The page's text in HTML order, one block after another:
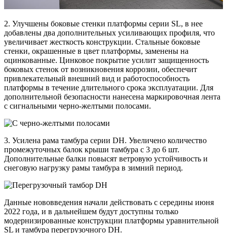
2. Улучшены боковые стенки платформы серии SL, в нее
добавлены два дополнительных усиливающих профиля, что
увеличивает жесткость конструкции. Стальные боковые
стенки, окрашенные в цвет платформы, заменены на
оцинкованные. Цинковое покрытие усилит защищенность
боковых стенок от возникновения коррозии, обеспечит
привлекательный внешний вид и работоспособность
платформы в течение длительного срока эксплуатации. Для
дополнительной безопасности нанесена маркировочная лента
с сигнальными черно-желтыми полосами.
3. Усилена рама тамбура серии DH. Увеличено количество
промежуточных балок крыши тамбура с 3 до 6 шт.
Дополнительные балки повысят ветровую устойчивость и
снеговую нагрузку рамы тамбура в зимний период.
Данные нововведения начали действовать с середины июня
2022 года, и в дальнейшем будут доступны только
модернизированные конструкции платформы уравнительной
SL и тамбура перегрузочного DH.